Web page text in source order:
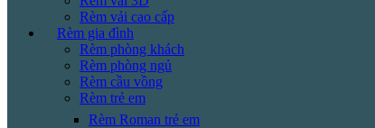
Rèm vải cao cấp
Rèm gia đình
Rèm phòng khách
Rèm phòng ngủ
Rèm cầu vồng
Rèm trẻ em
Rèm Roman trẻ em